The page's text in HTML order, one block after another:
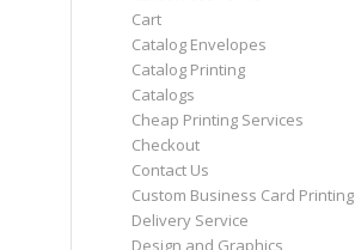
Cart
Catalog Envelopes
Catalog Printing
Catalogs
Cheap Printing Services
Checkout
Contact Us
Custom Business Card Printing
Delivery Service
Design and Graphics